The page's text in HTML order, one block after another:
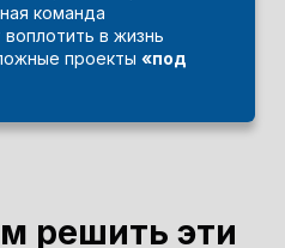
команда
в жизнь
проекты «под
решить эти